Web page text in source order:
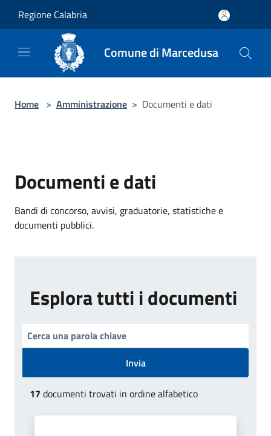
Regione Calabria
Comune di Marcedusa
Home > Amministrazione > Documenti e dati
Documenti e dati
Bandi di concorso, avvisi, graduatorie, statistiche e
documenti pubblici.
Esplora tutti i documenti
Invia
17 documenti trovati in ordine alfabetico